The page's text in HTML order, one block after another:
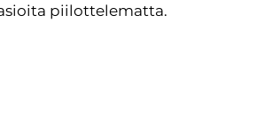
piilottelematta.